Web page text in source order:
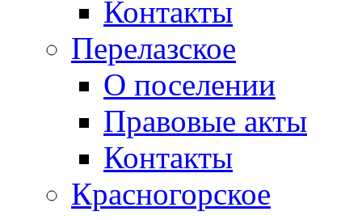
Контакты
Перелазское
О поселении
Правовые акты
Контакты
Красногорское